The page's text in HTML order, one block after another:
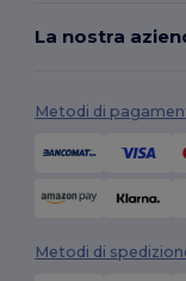
La nostra
Metodi di
Metodi di